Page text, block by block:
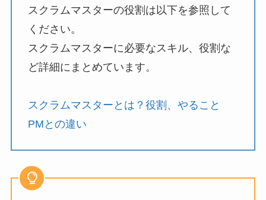
スクラムマスターの役割は以下を参照して
ください。
スクラムマスターに必要なスキル、役割な
ど詳細にまとめています。
スクラムマスターとは？役割、やること
PMとの違い